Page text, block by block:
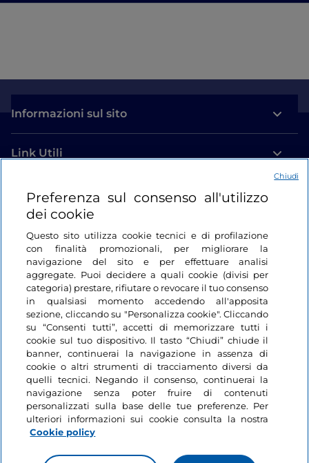
Informazioni sul sito
Link Utili
Login
Restiamo in contatto
Preferenza sul consenso all'utilizzo
dei cookie
Questo sito utilizza cookie tecnici e di profilazione
con finalità promozionali, per migliorare la
navigazione del sito e per effettuare analisi
aggregate. Puoi decidere a quali cookie (divisi per
categoria) prestare, rifiutare o revocare il tuo consenso
in qualsiasi momento accedendo all'apposita
sezione, cliccando su "Personalizza cookie". Cliccando
su “Consenti tutti”, accetti di memorizzare tutti i
cookie sul tuo dispositivo. Il tasto “Chiudi” chiude il
banner, continuerai la navigazione in assenza di
cookie o altri strumenti di tracciamento diversi da
quelli tecnici. Negando il consenso, continuerai la
navigazione senza poter fruire di contenuti
personalizzati sulla base delle tue preferenze. Per
ulteriori informazioni sui cookie consulta la nostra
Cookie policy
Chiudi